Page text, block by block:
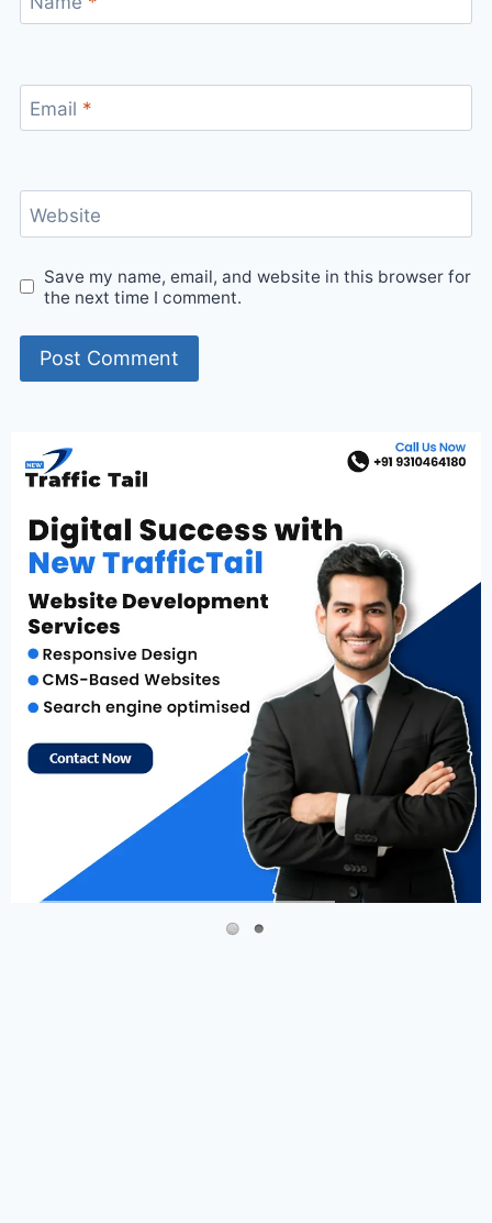
Email *
Website
Save my name, email, and website in this browser for
the next time I comment.